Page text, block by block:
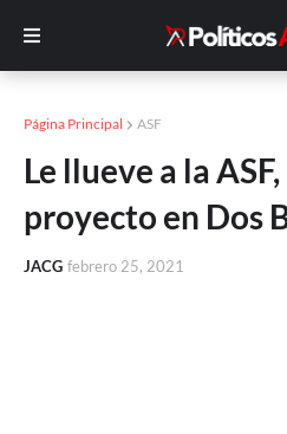
Página Principal ASF
Le llueve a la
proyecto en Dos
JACG febrero 25, 2021